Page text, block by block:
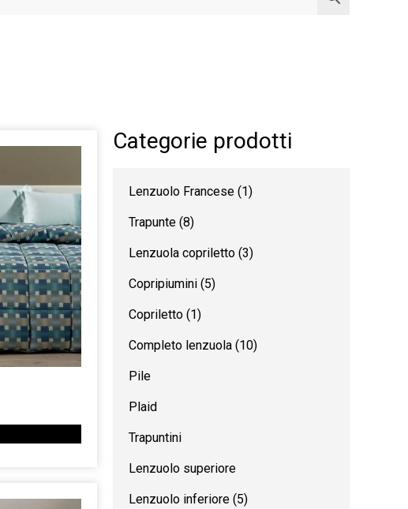
Categorie prodotti
Lenzuolo Francese (1)
Trapunte (8)
Lenzuola copriletto (3)
Copripiumini (5)
Copriletto (1)
Completo lenzuola (10)
Pile
Plaid
Trapuntini
Lenzuolo superiore
Lenzuolo inferiore (5)